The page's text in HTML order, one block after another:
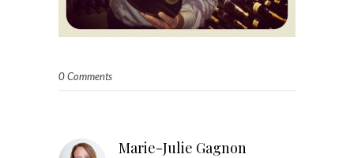
0 Comments
Marie-Julie Gagnon